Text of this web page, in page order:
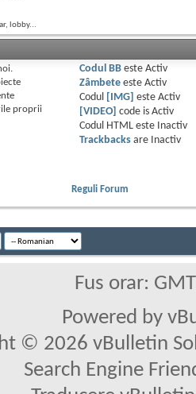
lobby...
proprii
Codul BBeste Activ
Zâmbeteeste Activ
Codul
[IMG] este Activ
[VIDEO] code is Activ
Codul HTML este
Inactiv
Trackbacksare
Inactiv
Reguli Forum
Fus orar:
Powered by
© 2026 vBulletin
Search Engine